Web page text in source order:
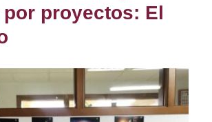
proyectos: El